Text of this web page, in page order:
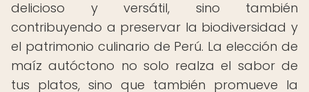
delicioso y versátil, sino también
contribuyendo a preservar la biodiversidad y
el patrimonio culinario de Perú. La elección de
maíz autóctono no solo realza el sabor de
tus platos, sino que también promueve la